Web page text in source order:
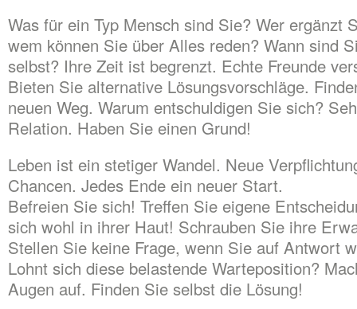
Was für ein Typ Mensch sind Sie? Wer ergänzt
wem können Sie über Alles reden? Wann sind
selbst? Ihre Zeit ist begrenzt. Echte Freunde
Bieten Sie alternative Lösungsvorschläge.
neuen Weg. Warum entschuldigen Sie sich?
Relation. Haben Sie einen Grund!
Leben ist ein stetiger Wandel. Neue
Chancen. Jedes Ende ein neuer Start.
Befreien Sie sich! Treffen Sie eigene
sich wohl in ihrer Haut! Schrauben Sie ihre
Stellen Sie keine Frage, wenn Sie auf Antwort
Lohnt sich diese belastende Warteposition?
Augen auf. Finden Sie selbst die Lösung!